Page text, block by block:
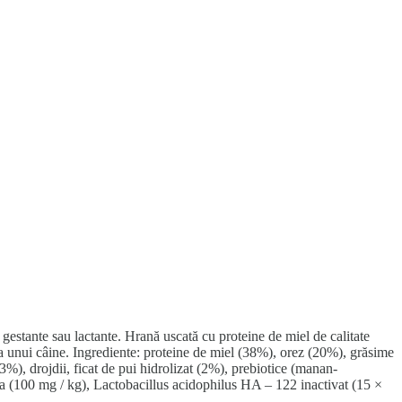
sau lactante. Hrană uscată cu proteine de miel de calitate
unui câine. Ingrediente: proteine de miel (38%), orez (20%), grăsime
drojdii, ficat de pui hidrolizat (2%), prebiotice (manan-
(100 mg / kg), Lactobacillus acidophilus HA – 122 inactivat (15 ×